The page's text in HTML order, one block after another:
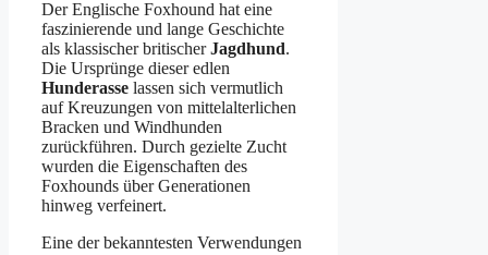
Der Englische Foxhound hat eine
faszinierende und lange Geschichte
als klassischer britischerJagdhund.
Die Ursprünge dieser edlen
Hunderasse lassen sich vermutlich
auf Kreuzungen von mittelalterlichen
Bracken und Windhunden
zurückführen. Durch gezielte Zucht
wurden die Eigenschaften des
Foxhounds über Generationen
hinweg verfeinert.
Eine der bekanntesten Verwendungen